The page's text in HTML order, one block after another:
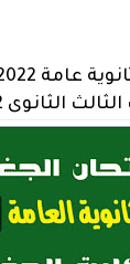
الثانوى 2022